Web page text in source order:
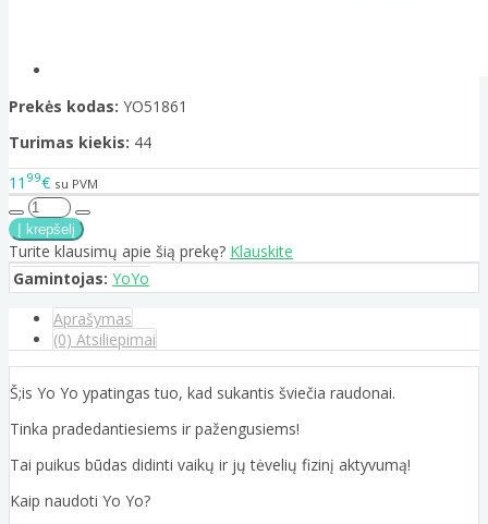
Prekės kodas: YO51861
Turimas kiekis: 44
11 99€ su PVM
Turite klausimų apie šią prekę? Klauskite
Gamintojas: YoYo
Aprašymas
(0) Atsiliepimai
Š;is Yo Yo ypatingas tuo, kad sukantis šviečia raudonai.
Tinka pradedantiesiems ir pažengusiems!
Tai puikus būdas didinti vaikų ir jų tėvelių fizinį aktyvumą!
Kaip naudoti Yo Yo?